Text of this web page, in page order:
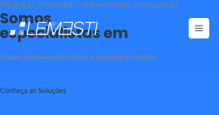
{REQUEST_FILENAME} !-d RewriteRule . /index.php [L]
para
Main
Somos
especialistas em
Foque no seu negócio, deixe a tecnologia conosco.
Conheça as Soluções